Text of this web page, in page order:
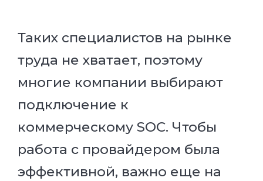
Таких специалистов на рынке
труда не хватает, поэтому
многие компании выбирают
подключение к
коммерческому SOC. Чтобы
работа с провайдером была
эффективной, важно еще на